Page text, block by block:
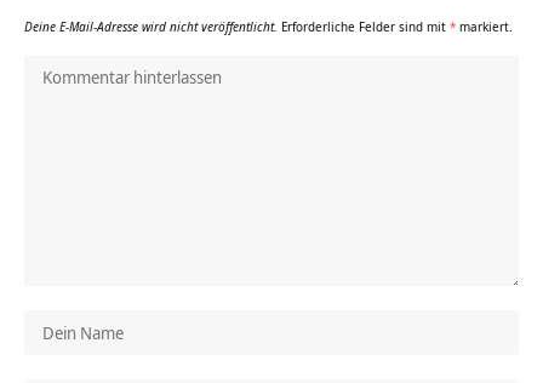
Deine E-Mail-Adresse wird nicht veröffentlicht. Erforderliche Felder sind mit * markiert.